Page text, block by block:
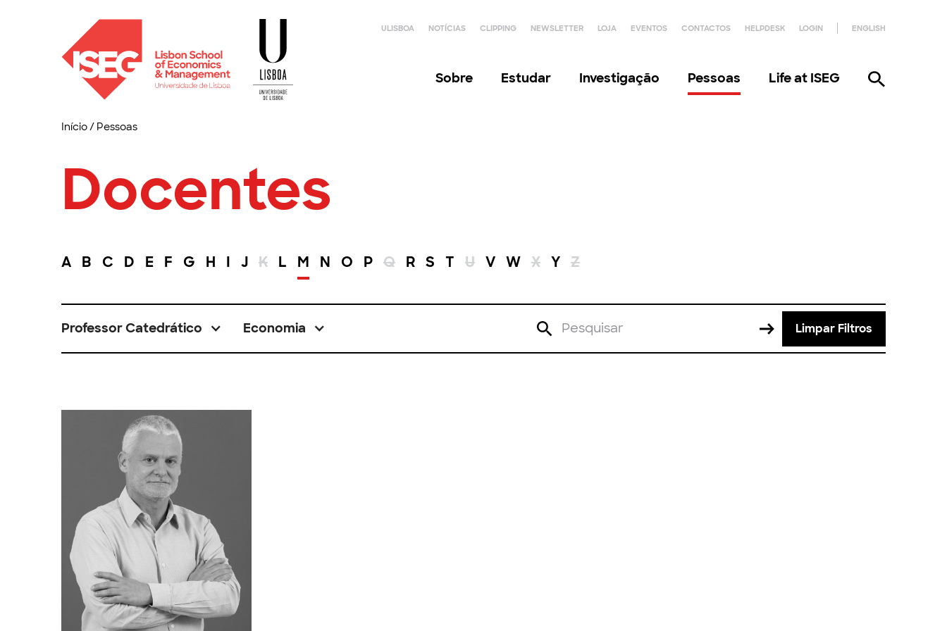
ULISBOA NOTÍCIAS CLIPPING NEWSLETTER LOJA EVENTOS CONTACTOS HELPDESK LOGIN ENGLISH
Sobre Estudar Investigação Pessoas Life at ISEG
Início/ Pessoas
Docentes
A B C D E F G H I J K L M N O P Q R S T U V W X Y Z
Professor Catedrático Economia Limpar Filtros